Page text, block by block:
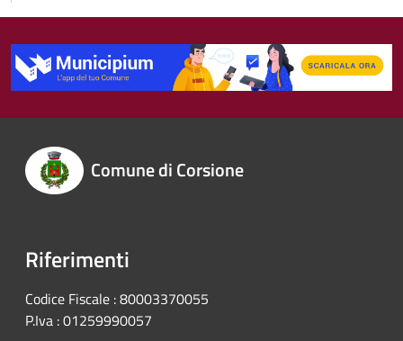
Comune di Corsione
Riferimenti
Codice Fiscale : 80003370055
P.Iva : 01259990057